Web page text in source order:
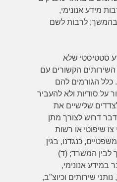
מידע אנונימי,
בהמשך; לרבות לשם
סטטיסטי שלא
השירותים הקשורים עם
הגורמים להם
על סודיות ולא להעביר
שלישיים את
דרוש לצורך מתן
שיפוטי או רשות
כנגדנו, בגין
לבין המשרד; (ד)
אנונימי,
שירותים וכיוצ"ב,